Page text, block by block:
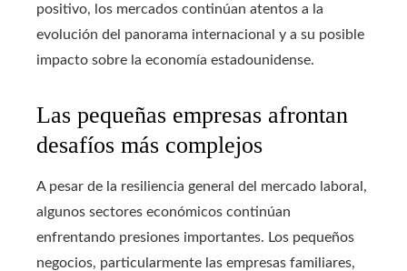
positivo, los mercados continúan atentos a la
evolución del panorama internacional y a su posible
impacto sobre la economía estadounidense.
Las pequeñas empresas afrontan
desafíos más complejos
A pesar de la resiliencia general del mercado laboral,
algunos sectores económicos continúan
enfrentando presiones importantes. Los pequeños
negocios, particularmente las empresas familiares,